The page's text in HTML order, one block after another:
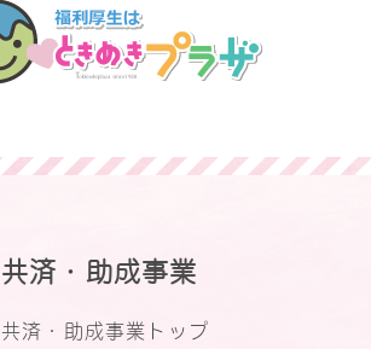
共済・助成事業
共済・助成事業トップ